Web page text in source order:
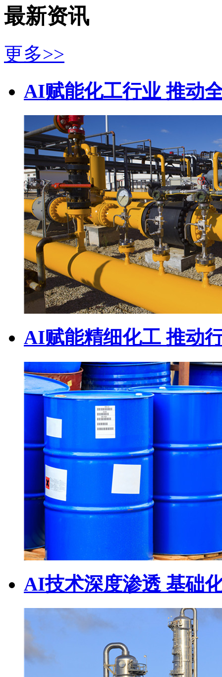
最新资讯
更多>>
AI赋能化工行业 推动
AI赋能精细化工 推动
AI技术深度渗透 基础